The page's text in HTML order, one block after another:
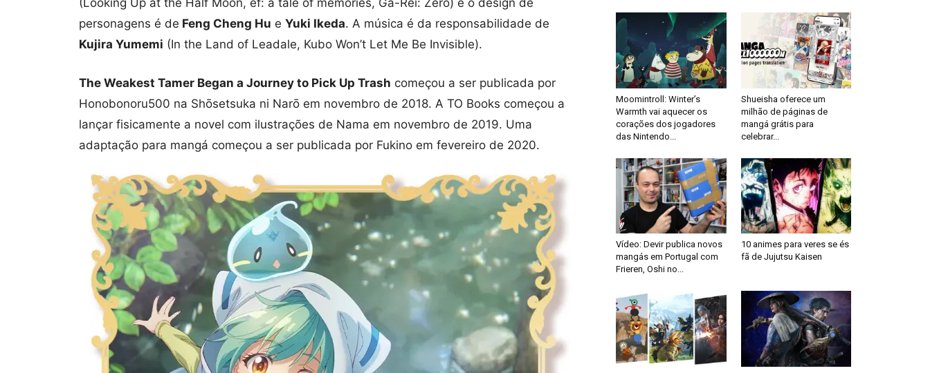
personagens é de Feng Cheng Hu e Yuki Ikeda. A música é da responsabilidade de
Kujira Yumemi (In the Land of Leadale, Kubo Won’t Let Me Be Invisible).
The Weakest Tamer Began a Journey to Pick Up Trash começou a ser publicada por
Honobonoru500 na Shōsetsuka ni Narō em novembro de 2018. A TO Books começou a
lançar fisicamente a novel com ilustrações de Nama em novembro de 2019. Uma
adaptação para mangá começou a ser publicada por Fukino em fevereiro de 2020.
Moomintroll: Winter’s
Warmth vai aquecer os
corações dos jogadores
das Nintendo...
Shueisha oferece um
milhão de páginas de
mangá grátis para
celebrar...
Vídeo: Devir publica novos
mangás em Portugal com
Frieren, Oshi no...
10 animes para veres se és
fã de Jujutsu Kaisen